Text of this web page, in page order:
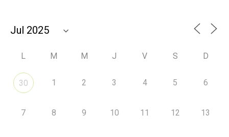
L M M J V S D
30 1 2 3 4 5 6
7 8 9 10 11 12 13